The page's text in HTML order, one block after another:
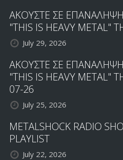
ΑΚΟΥΣΤΕ ΣΕ
"THIS IS HEAVY METAL"
July 29, 2026
ΑΚΟΥΣΤΕ ΣΕ
"THIS IS HEAVY
07-26
July 25, 2026
METALSHOCK RADIO
PLAYLIST
July 22, 2026